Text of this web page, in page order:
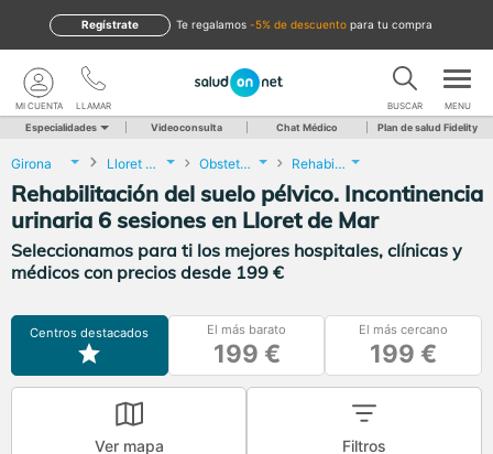
te regalamos -5% de descuento para tu compra
Regístrate
LLAMAR
MI CUENTA BUSCAR MENU
Especialidades Videoconsulta Chat Médico Plan de salud Fidelity
Girona Lloret de Mar Obstetricia y Ginecología Rehabilitación del suelo pélvico. Incontinencia urinaria 6 sesiones
Rehabilitación del suelo pélvico. Incontinencia
urinaria 6 sesiones en Lloret de Mar
Seleccionamos para ti los mejores hospitales, clínicas y
médicos con precios desde 199 €
Centros destacados El más barato
199 €
El más cercano
199 €
Ver mapa Filtros